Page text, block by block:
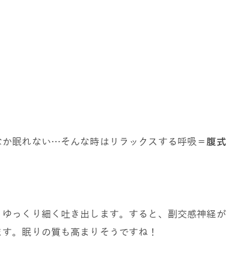
眠れない…そんな時はリラックスする呼吸＝腹式
っくり細く吐き出します。すると、副交感神経が
。眠りの質も高まりそうですね！